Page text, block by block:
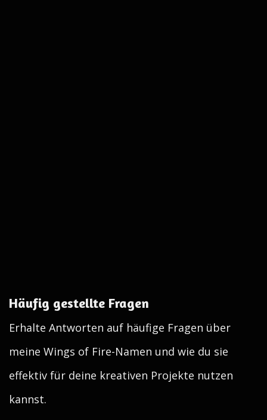
Häufig gestellte Fragen
Erhalte Antworten auf häufige Fragen über
meine Wings of Fire-Namen und wie du sie
effektiv für deine kreativen Projekte nutzen
kannst.